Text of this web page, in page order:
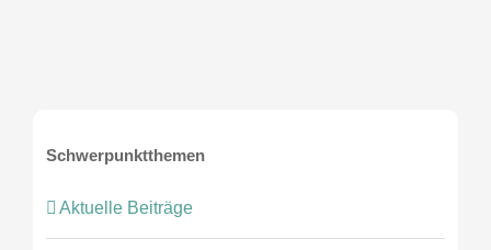
Schwerpunktthemen
Aktuelle Beiträge